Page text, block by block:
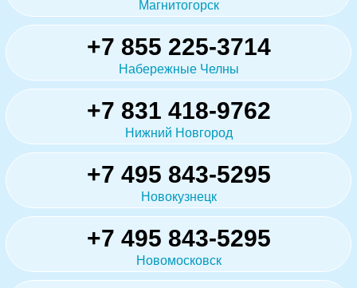
Магнитогорск
+7 855 225-3714
Набережные Челны
+7 831 418-9762
Нижний Новгород
+7 495 843-5295
Новокузнецк
+7 495 843-5295
Новомосковск